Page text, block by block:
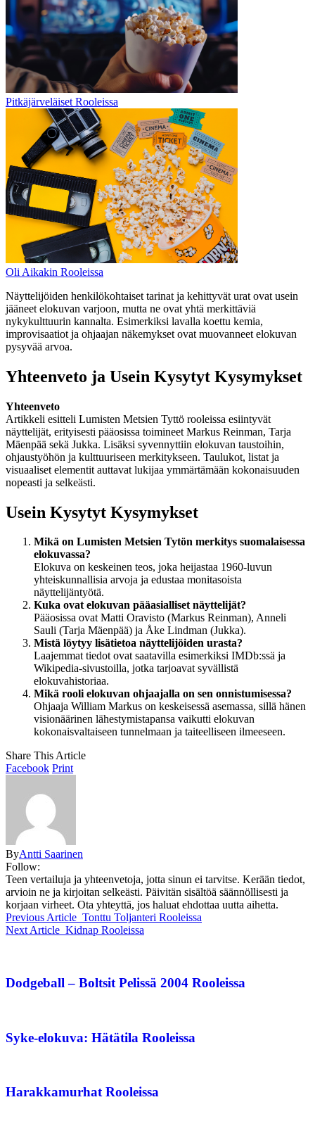
Pitkäjärveläiset Rooleissa
Oli Aikakin Rooleissa
Näyttelijöiden henkilökohtaiset tarinat ja kehittyvät urat ovat usein
jääneet elokuvan varjoon, mutta ne ovat yhtä merkittäviä
nykykulttuurin kannalta. Esimerkiksi lavalla koettu kemia,
improvisaatiot ja ohjaajan näkemykset ovat muovanneet elokuvan
pysyvää arvoa.
Yhteenveto ja Usein Kysytyt Kysymykset
Yhteenveto
Artikkeli esitteli Lumisten Metsien Tyttö rooleissa esiintyvät
näyttelijät, erityisesti pääosissa toimineet Markus Reinman, Tarja
Mäenpää sekä Jukka. Lisäksi syvennyttiin elokuvan taustoihin,
ohjaustyöhön ja kulttuuriseen merkitykseen. Taulukot, listat ja
visuaaliset elementit auttavat lukijaa ymmärtämään kokonaisuuden
nopeasti ja selkeästi.
Usein Kysytyt Kysymykset
Mikä on Lumisten Metsien Tytön merkitys suomalaisessa
elokuvassa?
Elokuva on keskeinen teos, joka heijastaa 1960-luvun
yhteiskunnallisia arvoja ja edustaa monitasoista
näyttelijäntyötä.
Kuka ovat elokuvan pääasialliset näyttelijät?
Pääosissa ovat Matti Oravisto (Markus Reinman), Anneli
Sauli (Tarja Mäenpää) ja Åke Lindman (Jukka).
Mistä löytyy lisätietoa näyttelijöiden urasta?
Laajemmat tiedot ovat saatavilla esimerkiksi IMDb:ssä ja
Wikipedia-sivustoilla, jotka tarjoavat syvällistä
elokuvahistoriaa.
Mikä rooli elokuvan ohjaajalla on sen onnistumisessa?
Ohjaaja William Markus on keskeisessä asemassa, sillä hänen
visionäärinen lähestymistapansa vaikutti elokuvan
kokonaisvaltaiseen tunnelmaan ja taiteelliseen ilmeeseen.
Share This Article
Facebook Print
ByAntti Saarinen
Follow:
Teen vertailuja ja yhteenvetoja, jotta sinun ei tarvitse. Kerään tiedot,
arvioin ne ja kirjoitan selkeästi. Päivitän sisältöä säännöllisesti ja
korjaan virheet. Ota yhteyttä, jos haluat ehdottaa uutta aihetta.
Previous Article Tonttu Toljanteri Rooleissa
Next Article Kidnap Rooleissa
Dodgeball – Boltsit Pelissä 2004 Rooleissa
Syke-elokuva: Hätätila Rooleissa
Harakkamurhat Rooleissa